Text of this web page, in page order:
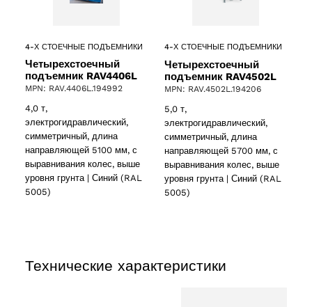
4-Х СТОЕЧНЫЕ ПОДЪЕМНИКИ
Четырехстоечный
подъемник RAV4406L
MPN: RAV.4406L.194992
4,0 т,
электрогидравлический,
симметричный, длина
направляющей 5100 мм, с
выравнивания колес, выше
уровня грунта | Синий (RAL
5005)
4-Х СТОЕЧНЫЕ ПОДЪЕМНИКИ
Четырехстоечный
подъемник RAV4502L
MPN: RAV.4502L.194206
5,0 т,
электрогидравлический,
симметричный, длина
направляющей 5700 мм, с
выравнивания колес, выше
уровня грунта | Синий (RAL
5005)
Технические характеристики